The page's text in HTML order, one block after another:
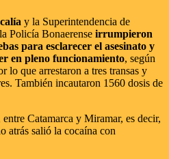
y la Superintendencia de
Policía Bonaerense irrumpieron
para esclarecer el asesinato y
en pleno funcionamiento, según
lo que arrestaron a tres transas y
También incautaron 1560 dosis de
Catamarca y Miramar, es decir,
atrás salió la cocaína con